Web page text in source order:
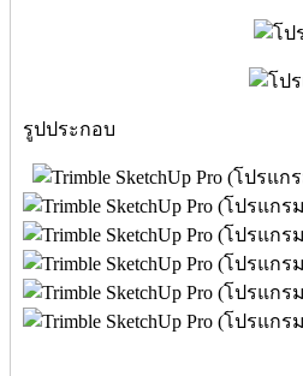
รูปประกอบ